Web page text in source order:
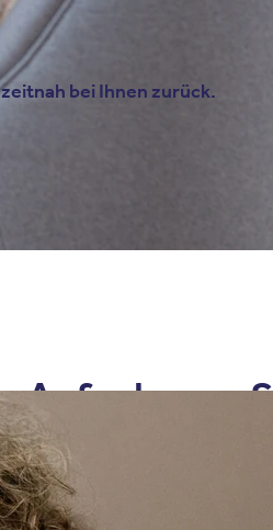
bei Ihnen zurück.
Aufnahme –
durch